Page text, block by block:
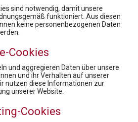
& Payers: Klar. Überzeugend. Wirksam.
in der Pharmaindustrie:
sind notwendig, damit unsere
funktioniert. Aus diesen
keine personenbezogenen Daten
Cookies
und aggregieren Daten über unsere
und ihr Verhalten auf unserer
nutzen diese Informationen zur
unserer Website.
Cookies